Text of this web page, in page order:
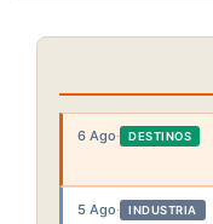
6 Ago· DESTINOS
5 Ago· INDUSTRIA